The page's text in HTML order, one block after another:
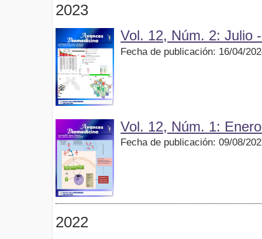
2023
Vol. 12, Núm. 2: Julio
Fecha de publicación: 16/04/
Vol. 12, Núm. 1:
Fecha de publicación: 09/08/
2022